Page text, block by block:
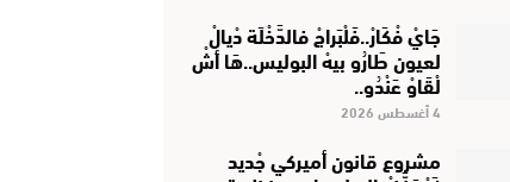
جَايْ فْكَارْ..فَلْبَراجْ فالدَّخْلَة دْيالْ
لعيون طَارُو بيهْ البوليس..هَا أشْ
لْقَاوْ عَنْدُو..
4 أغسطس 2026
مشروع قانون أميركي جْديد